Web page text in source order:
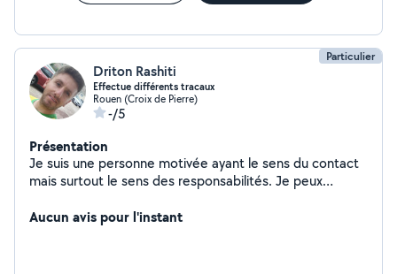
Particulier
Driton Rashiti
Effectue différents tracaux
Rouen (Croix de Pierre)
-/5
Présentation
Je suis une personne motivée ayant le sens du contact
mais surtout le sens des responsabilités. Je peux
pour différentes tâches ; Le déménagement grâce mon
Aucun avis pour l'instant